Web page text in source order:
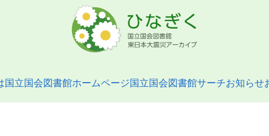
国立国会図書館ホームページ国立国会図書館サーチお知らせ